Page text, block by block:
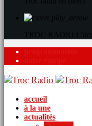
accueil
à la une
actualités